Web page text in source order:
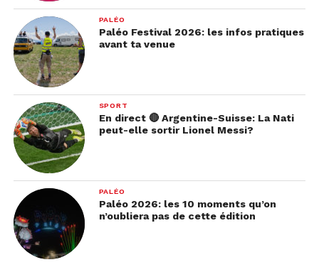
PALÉO
Paléo Festival 2026: les infos pratiques
avant ta venue
SPORT
En direct 🔴 Argentine-Suisse: La Nati
peut-elle sortir Lionel Messi?
PALÉO
Paléo 2026: les 10 moments qu’on
n’oubliera pas de cette édition